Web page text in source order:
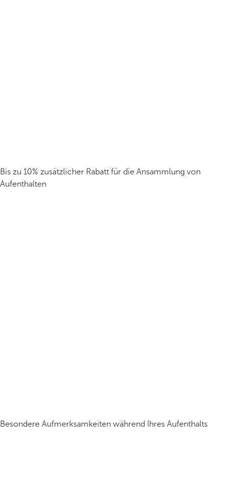
Bis zu 10% zusätzlicher Rabatt für die Ansammlung von
Aufenthalten
Besondere Aufmerksamkeiten während Ihres Aufenthalts